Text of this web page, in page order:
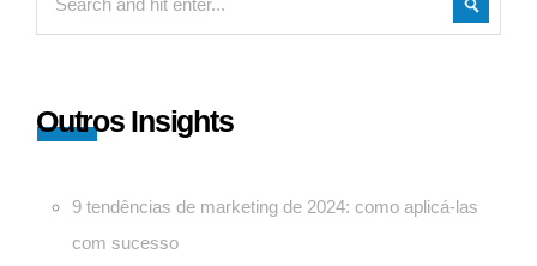
Outros Insights
9 tendências de marketing de 2024: como aplicá-las
com sucesso